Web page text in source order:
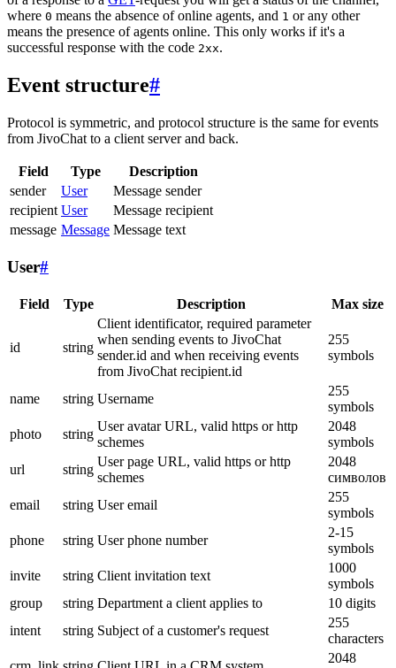
where 0 means the absence of online agents, and 1 or any other
means the presence of agents online. This only works if it's a
successful response with the code 2xx.
Event structure#
Protocol is symmetric, and protocol structure is the same for events
from JivoChat to a client server and back.
Field Type
Description
sender
User
Message sender
recipient User
Message recipient
message Message Message text
User#
Field Type Description Max size
id string
Client identificator, required parameter
when sending events to JivoChat
sender.id and when receiving events
from JivoChat recipient.id
255
symbols
name string Username
255
symbols
photo
string
User avatar URL, valid https or http
schemes
2048
symbols
url
string
User page URL, valid https or http
schemes
2048
символов
email
string User email
255
symbols
phone
string User phone number
2-15
symbols
invite
string Client invitation text
1000
symbols
group
string Department a client applies to
10 digits
intent
string Subject of a customer's request
255
characters
2048